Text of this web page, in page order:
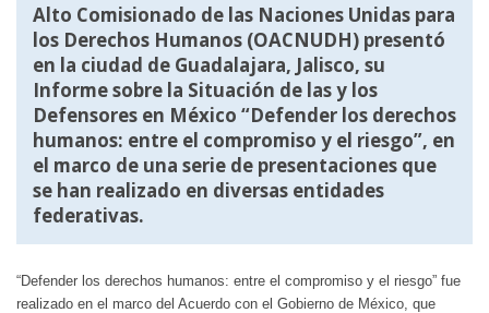
Alto Comisionado de las Naciones Unidas para
los Derechos Humanos (OACNUDH) presentó
en la ciudad de Guadalajara, Jalisco, su
Informe sobre la Situación de las y los
Defensores en México “Defender los derechos
humanos: entre el compromiso y el riesgo”, en
el marco de una serie de presentaciones que
se han realizado en diversas entidades
federativas.
“Defender los derechos humanos: entre el compromiso y el riesgo” fue
realizado en el marco del Acuerdo con el Gobierno de México, que